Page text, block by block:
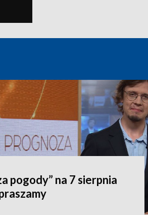
pogody” na 7 sierpnia